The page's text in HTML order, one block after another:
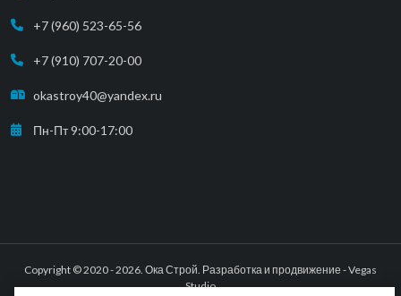
+7 (960) 523-65-56
+7 (910) 707-20-00
okastroy40@yandex.ru
Пн-Пт 9:00-17:00
Copyright © 2020 - 2026. Ока Строй. Разработка и продвижение -Vegas
Studio